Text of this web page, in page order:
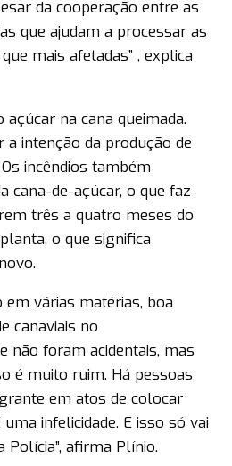
da cooperação entre as
que ajudam a processar as
mais afetadas” , explica
na cana queimada.
a intenção da produção de
incêndios também
cana-de-açúcar, o que faz
três a quatro meses do
o que significa
em várias matérias, boa
canaviais no
não foram acidentais, mas
é muito ruim. Há pessoas
em atos de colocar
infelicidade. E isso só vai
afirma Plínio.